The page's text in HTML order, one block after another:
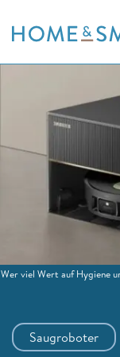
to
Saugroboter
Wer viel Wert auf Hygiene